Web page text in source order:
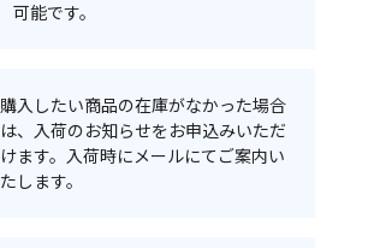
可能です。
購入したい商品の在庫がなかった場合
は、入荷のお知らせをお申込みいただ
けます。入荷時にメールにてご案内い
たします。